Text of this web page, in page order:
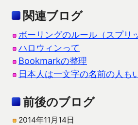
関連ブログ
ボーリングのルール（スプリ
ハロウィンって
Bookmarkの整理
日本人は一文字の名前の人も
前後のブログ
2014年11月14日